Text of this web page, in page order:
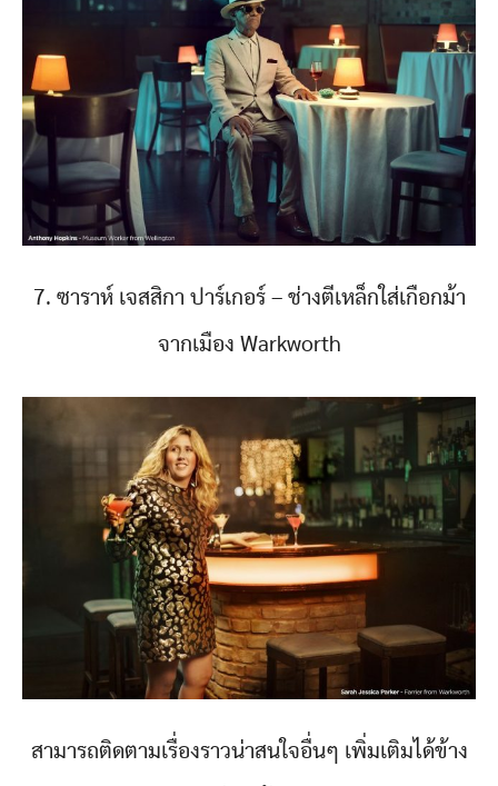
7. ซาราห์ เจสสิกา ปาร์เกอร์ – ช่างตีเหล็กใส่เกือกม้า
จากเมือง Warkworth
สามารถติดตามเรื่องราวน่าสนใจอื่นๆ เพิ่มเติมได้ข้าง